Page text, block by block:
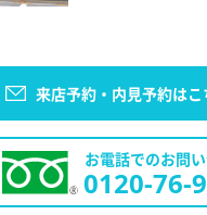
来店予約・内見予約はこ
お電話でのお問
0120-76-